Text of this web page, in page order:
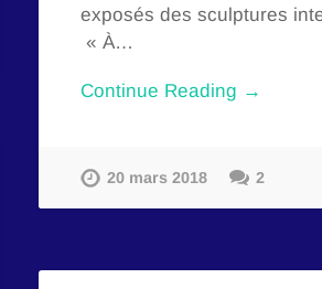
exposés des sculptures
« À…
Continue Reading →
20 mars 2018 2